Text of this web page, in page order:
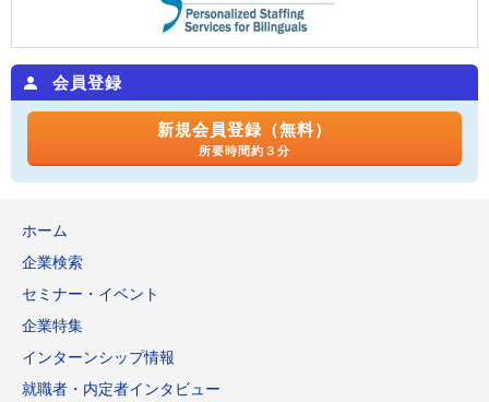
会員登録
新規会員登録（無料）
所要時間約３分
ホーム
企業検索
セミナー・イベント
企業特集
インターンシップ情報
就職者・内定者インタビュー